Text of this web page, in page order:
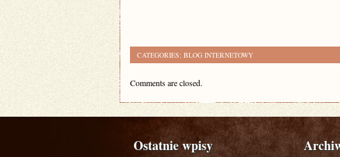
CATEGORIES: BLOG INTERNETOWY
Comments are closed.
Ostatnie wpisy